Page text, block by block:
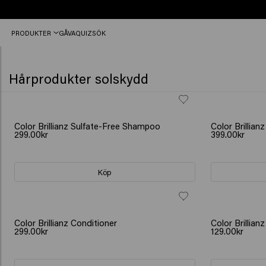
före
12:00,
idag
PRODUKTER GÅVAQUIZSÖK
Hårprodukter solskydd
Color Brillianz Sulfate-Free Shampoo
299.00kr
Köp
Color
399.00kr
Color Brillianz Conditioner
299.00kr
Color
129.00kr